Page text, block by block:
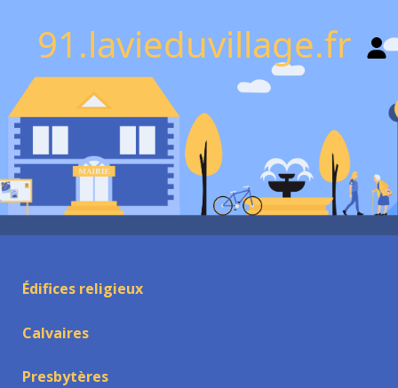
91.lavieduvillage.fr
Édifices religieux
Calvaires
Presbytères